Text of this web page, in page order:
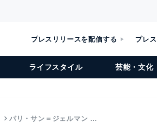
プレスリリースを配信する プレ
ライフスタイル 芸能・文化
パリ・サン＝ジェルマン …